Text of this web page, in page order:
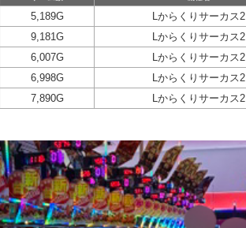
5,189G Lからくりサーカス2
9,181G Lからくりサーカス2
6,007G Lからくりサーカス2
6,998G Lからくりサーカス2
7,890G Lからくりサーカス2